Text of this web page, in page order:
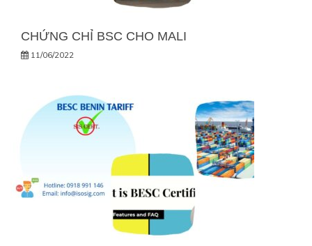
CHỨNG CHỈ BSC CHO MALI
11/06/2022